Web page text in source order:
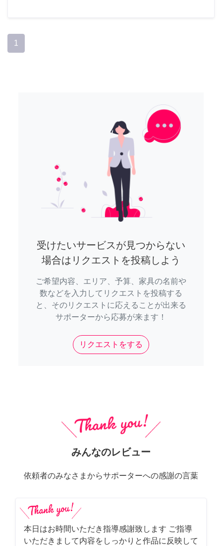
1
受けたいサービスが見つからない
場合はリクエストを投稿しよう
ご希望内容、エリア、予算、家具の名前や
数などを入力してリクエストを投稿する
と、そのリクエストに応えることが出来る
サポーターから応募が来ます！
リクエストをする
みんなのレビュー
依頼者のみなさまからサポーターへの感謝の言葉
本日はお時間いただき指導感謝致します ご指導
いただきまして内容をしっかりと作品に反映して